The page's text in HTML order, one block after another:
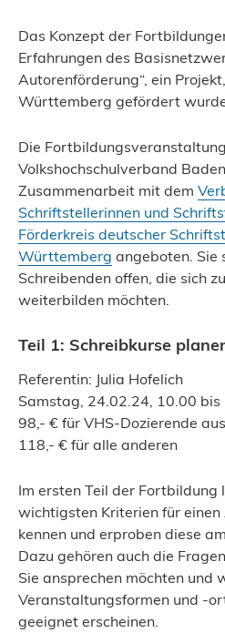
Das Konzept der
Erfahrungen des
Autorenförderung“, ein
Württemberg gefördert
Die
Volkshochschulverband
Zusammenarbeit mit dem
Schriftstellerinnen und
Förderkreis deutscher
Württemberg angeboten. Sie
Schreibenden offen, die sich
weiterbilden möchten.
Teil 1: Schreibkurse
Referentin: Julia Hofelich
Samstag, 24.02.24, 10.00 bis
98,- € für VHS-Dozierende
118,- € für alle anderen
Im ersten Teil der Fortbildung
wichtigsten Kriterien für
kennen und erproben diese
Dazu gehören auch die
Sie ansprechen möchten und
Veranstaltungsformen und -
geeignet erscheinen.